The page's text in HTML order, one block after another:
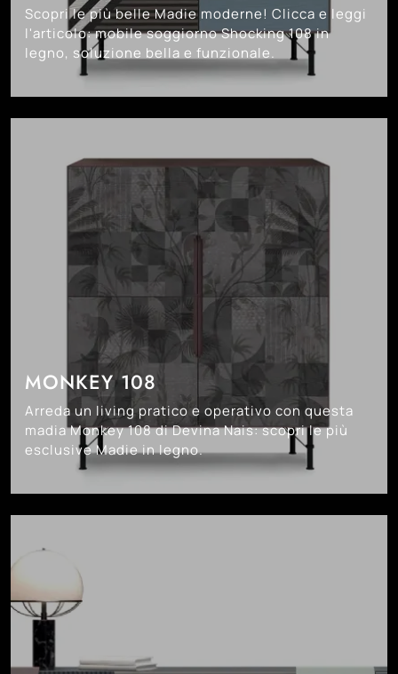
Scopri le più belle Madie moderne! Clicca e leggi
l'articolo: mobile soggiorno Shocking 108 in
legno, soluzione bella e funzionale.
MONKEY 108
Arreda un living pratico e operativo con questa
madia Monkey 108 di Devina Nais: scopri le più
esclusive Madie in legno.